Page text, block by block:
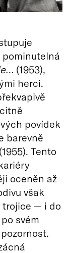
(1953),
herci.
povídek
barevně
Tento
oceněn až
však
trojice — i do
svém